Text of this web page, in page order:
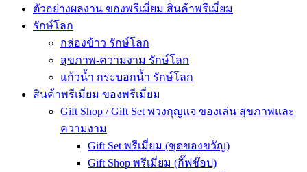
ตัวอย่างผลงาน ของพรีเมี่ยม สินค้าพรีเมี่ยม
รักษ์โลก
กล่องข้าว รักษ์โลก
สุขภาพ-ความงาม รักษ์โลก
แก้วน้ำ กระบอกน้ำ รักษ์โลก
สินค้าพรีเมี่ยม ของพรีเมี่ยม
Gift Shop / Gift Set พวงกุญแจ ของเล่น สุขภาพและ
ความงาม
Gift Set พรีเมี่ยม (ชุดของขวัญ)
Gift Shop พรีเมี่ยม (กิ๊ฟช๊อป)